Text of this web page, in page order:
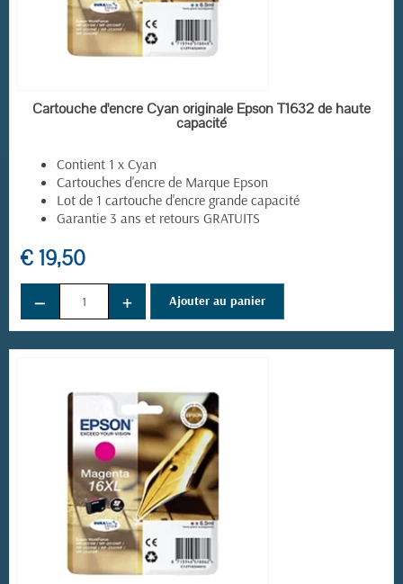
(12 avis)
EN STOCK
Cartouche d'encre Cyan originale Epson T1632 de haute
capacité
Contient 1 x Cyan
Cartouches d'encre de Marque Epson
Lot de 1 cartouche d'encre grande capacité
Garantie 3 ans et retours GRATUITS
€ 19,50
− + Ajouter au panier